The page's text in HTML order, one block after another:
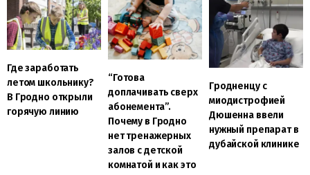
Где заработать
летом школьнику?
В Гродно открыли
горячую линию
“Готова
доплачивать сверх
абонемента”.
Почему в Гродно
нет тренажерных
залов с детской
комнатой и как это
Гродненцу с
миодистрофией
Дюшенна ввели
нужный препарат в
дубайской клинике